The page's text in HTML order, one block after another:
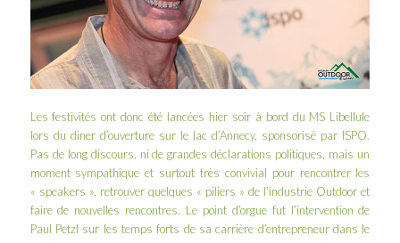
Les festivités ont donc été lancées hier soir à bord du MS Libellule
lors du diner d’ouverture sur le lac d’Annecy, sponsorisé par ISPO.
Pas de long discours, ni de grandes déclarations politiques, mais un
moment sympathique et surtout très convivial pour rencontrer les
« speakers », retrouver quelques « piliers » de l’industrie Outdoor et
faire de nouvelles rencontres. Le point d’orgue fut l’intervention de
Paul Petzl sur les temps forts de sa carrière d’entrepreneur dans le